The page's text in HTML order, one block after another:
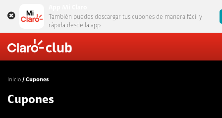
También puedes descargar tus cupones de manera fácil y
rápida desde la app
Inicio Cupones
Cupones